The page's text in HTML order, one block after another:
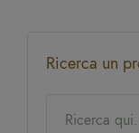
Ricerca un